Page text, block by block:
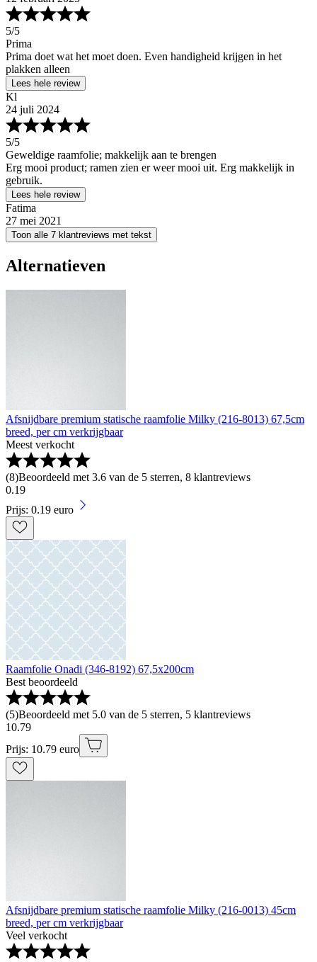
5/5
Prima
Prima doet wat het moet doen. Even handigheid krijgen in het
plakken alleen
Lees hele review
Kl
24 juli 2024
5/5
Geweldige raamfolie; makkelijk aan te brengen
Erg mooi product; ramen zien er weer mooi uit. Erg makkelijk in
gebruik.
Lees hele review
Fatima
27 mei 2021
Toon alle 7 klantreviews met tekst
Alternatieven
Afsnijdbare premium statische raamfolie Milky (216-8013) 67,5cm
breed, per cm verkrijgbaar
Meest verkocht
(8)Beoordeeld met 3.6 van de 5 sterren, 8 klantreviews
0.19
Prijs: 0.19 euro
Raamfolie Onadi (346-8192) 67,5x200cm
Best beoordeeld
(5)Beoordeeld met 5.0 van de 5 sterren, 5 klantreviews
10.79
Prijs: 10.79 euro
Afsnijdbare premium statische raamfolie Milky (216-0013) 45cm
breed, per cm verkrijgbaar
Veel verkocht